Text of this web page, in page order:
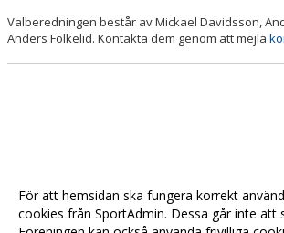
Valberedningen består av Mickael Davidsson,
Anders Folkelid. Kontakta dem genom att mejla
För att hemsidan ska fungera korrekt
cookies från SportAdmin. Dessa går inte att